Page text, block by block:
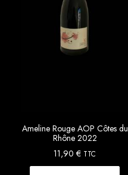
Ameline Rouge AOP Côtes du
Rhône 2022
11,90 € TTC